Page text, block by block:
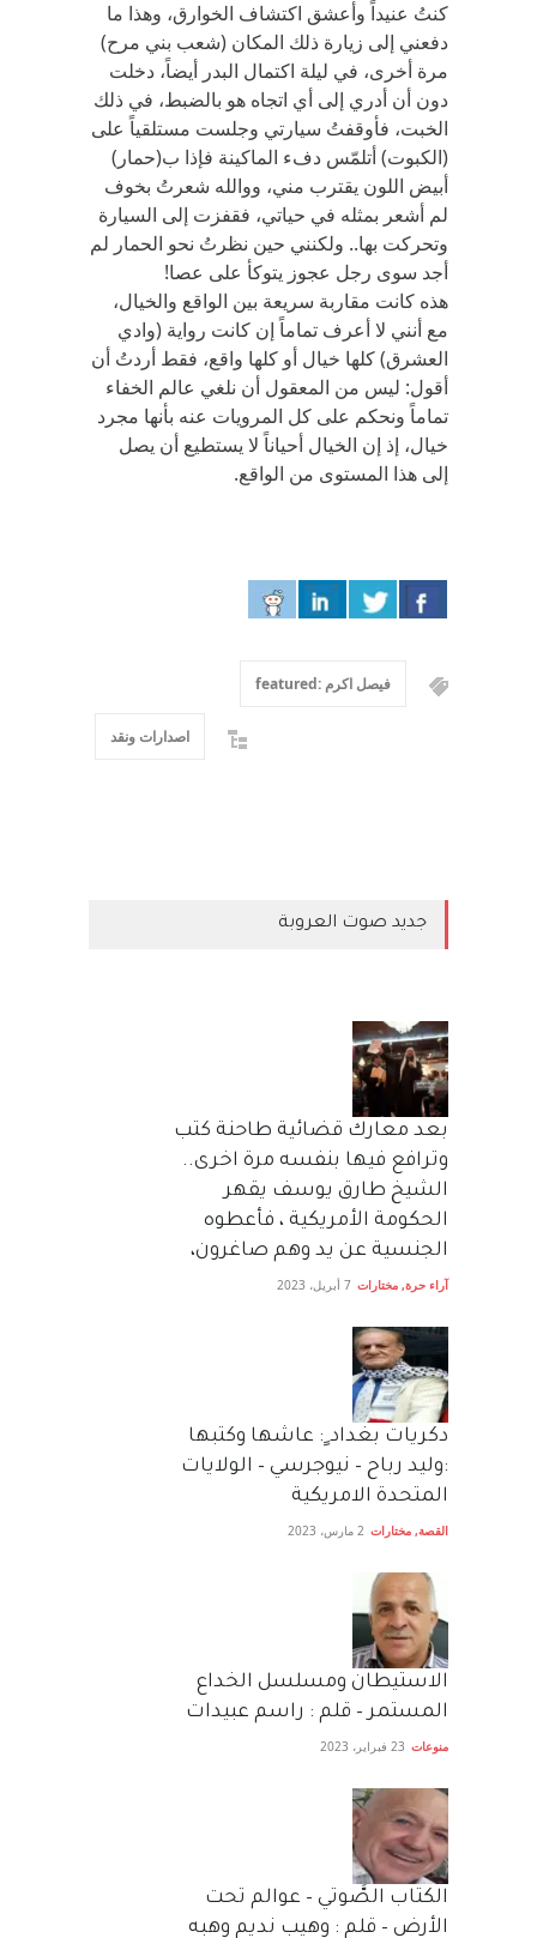
كنتُ عنيداً وأعشق اكتشاف الخوارق، وهذا ما
دفعني إلى زيارة ذلك المكان (شعب بني مرح)
مرة أخرى، في ليلة اكتمال البدر أيضاً، دخلت
دون أن أدري إلى أي اتجاه هو بالضبط، في ذلك
الخبت، فأوقفتُ سيارتي وجلست مستلقياً على
(الكبوت) أتلمّس دفء الماكينة فإذا ب(حمار)
أبيض اللون يقترب مني، ووالله شعرتُ بخوف
لم أشعر بمثله في حياتي، فقفزت إلى السيارة
وتحركت بها.. ولكنني حين نظرتُ نحو الحمار لم
أجد سوى رجل عجوز يتوكأ على عصا!
هذه كانت مقاربة سريعة بين الواقع والخيال،
مع أنني لا أعرف تماماً إن كانت رواية (وادي
العشرق) كلها خيال أو كلها واقع، فقط أردتُ أن
أقول: ليس من المعقول أن نلغي عالم الخفاء
تماماً ونحكم على كل المرويات عنه بأنها مجرد
خيال، إذ إن الخيال أحياناً لا يستطيع أن يصل
إلى هذا المستوى من الواقع.
فيصل اكرم :featured
اصدارات ونقد
جديد صوت العروبة
بعد معارك قضائية طاحنة كتب
وترافع فيها بنفسه مرة اخرى..
الشيخ طارق يوسف يقهر
الحكومة الأمريكية ، فأعطوه
الجنسية عن يد وهم صاغرون،
آراء حرة, مختارات 7 أبريل، 2023
دكريات بغداد ٍ: عاشها وكتبها
:وليد رباح – نيوجرسي – الولايات
المتحدة الامريكية
القصة, مختارات 2 مارس، 2023
الاستيطان ومسلسل الخداع
المستمر – قلم : راسم عبيدات
منوعات 23 فبراير، 2023
الكتاب الصَّوتي – عوالم تحت
الأرض – قلم : وهيب نديم وهبه